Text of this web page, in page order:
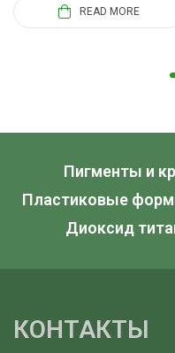
READ MORE
Пигменты и
Пластиковые
Диоксид
КОНТАКТЫ